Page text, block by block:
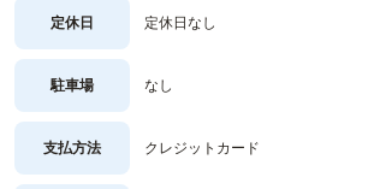
定休日 定休日なし
駐車場 なし
支払方法 クレジットカード